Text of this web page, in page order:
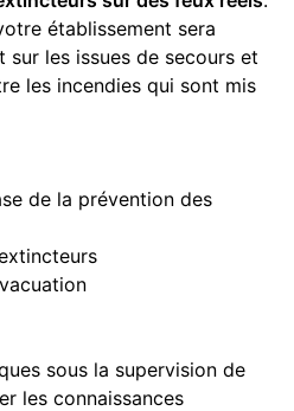
établissement sera
les issues de secours et
les incendies qui sont mis
la prévention des
sous la supervision de
les connaissances